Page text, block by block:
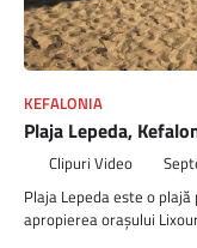
KEFALONIA
Plaja Lepeda,
Clipuri Video
Plaja Lepeda este o
apropierea orașului